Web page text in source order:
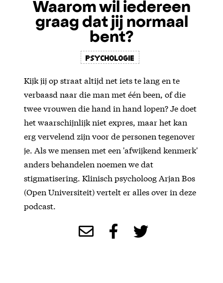
Waarom wil iedereen
graag dat jij normaal
bent?
psychologie
Kijk jij op straat altijd net iets te lang en te
verbaasd naar die man met één been, of die
twee vrouwen die hand in hand lopen? Je doet
het waarschijnlijk niet expres, maar het kan
erg vervelend zijn voor de personen tegenover
je. Als we mensen met een 'afwijkend kenmerk'
anders behandelen noemen we dat
stigmatisering. Klinisch psycholoog Arjan Bos
(Open Universiteit) vertelt er alles over in deze
podcast.